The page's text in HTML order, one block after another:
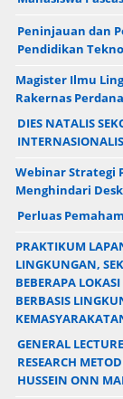
Peninjauan dan
Pendidikan
Magister Ilmu
Rakernas
DIES NATALIS
Webinar Strategi
Menghindari
Perluas
PRAKTIKUM
LINGKUNGAN,
BEBERAPA
BERBASIS
GENERAL
RESEARCH
HUSSEIN ONN